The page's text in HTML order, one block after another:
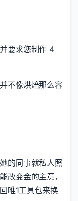
要求您制作 4
不像烘焙那么容
的同事就私人照
改变金的主意，
唯1工具包来换